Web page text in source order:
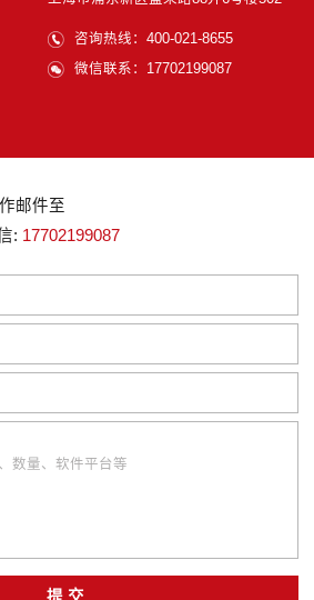
咨询热线：400-021-8655
微信联系：17702199087
邮件至
: 17702199087
数量、软件平台等
提 交